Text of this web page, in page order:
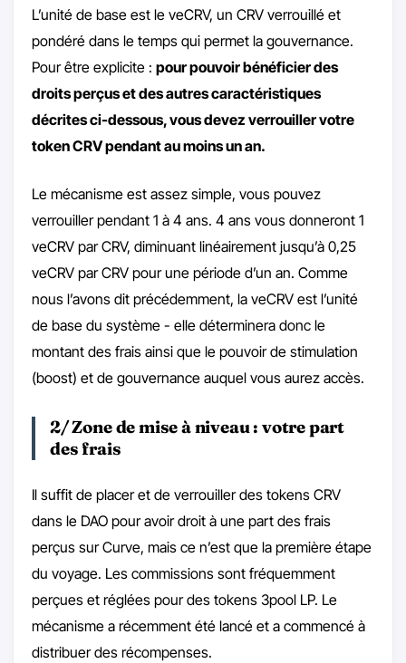
L’unité de base est le veCRV, un CRV verrouillé et
pondéré dans le temps qui permet la gouvernance.
Pour être explicite : pour pouvoir bénéficier des
droits perçus et des autres caractéristiques
décrites ci-dessous, vous devez verrouiller votre
token CRV pendant au moins un an.
Le mécanisme est assez simple, vous pouvez
verrouiller pendant 1 à 4 ans. 4 ans vous donneront 1
veCRV par CRV, diminuant linéairement jusqu’à 0,25
veCRV par CRV pour une période d’un an. Comme
nous l’avons dit précédemment, la veCRV est l’unité
de base du système - elle déterminera donc le
montant des frais ainsi que le pouvoir de stimulation
(boost) et de gouvernance auquel vous aurez accès.
2/ Zone de mise à niveau : votre part
des frais
Il suffit de placer et de verrouiller des tokens CRV
dans le DAO pour avoir droit à une part des frais
perçus sur Curve, mais ce n’est que la première étape
du voyage. Les commissions sont fréquemment
perçues et réglées pour des tokens 3pool LP. Le
mécanisme a récemment été lancé et a commencé à
distribuer des récompenses.